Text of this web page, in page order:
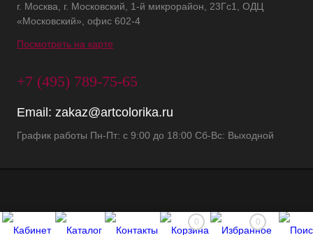
г. Москва, г. Московский, 1-й микрорайон, 23Гс1, ОДЦ
«Московский», офис 602-4
Посмотреть на карте
+7 (495) 789-75-65
Email: zakaz@artcolorika.ru
График работы Пн-Пт: с 9:00 до 18:00 Сб-Вс: Выходной
0 0